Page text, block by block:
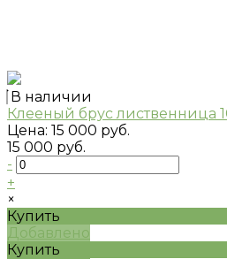
В наличии
Клееный брус лиственница
Цена: 15 000 руб.
15 000 руб.
-
+
×
Купить
Добавлено
Купить